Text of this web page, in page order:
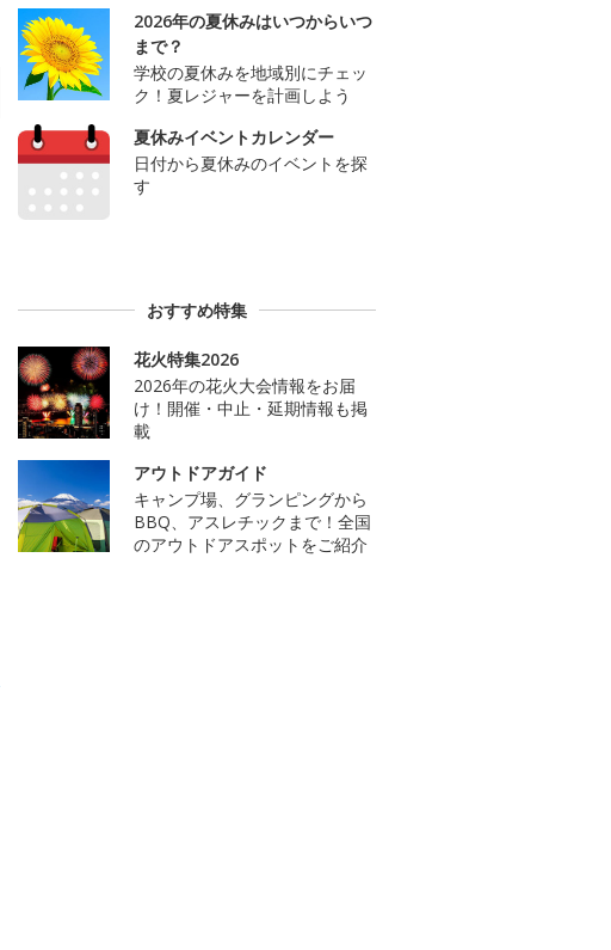
2026年の夏休みはいつからいつ
まで？
学校の夏休みを地域別にチェッ
ク！夏レジャーを計画しよう
夏休みイベントカレンダー
日付から夏休みのイベントを探
す
おすすめ特集
花火特集2026
2026年の花火大会情報をお届
け！開催・中止・延期情報も掲
載
アウトドアガイド
キャンプ場、グランピングから
BBQ、アスレチックまで！全国
のアウトドアスポットをご紹介